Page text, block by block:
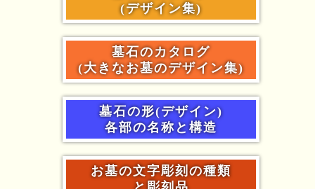
(デザイン集)
墓石のカタログ
(大きなお墓のデザイン集)
墓石の形(デザイン)
各部の名称と構造
お墓の文字彫刻の種類